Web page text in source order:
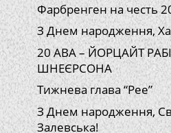
Фарбренген на честь
З Днем народження,
20 АВА – ЙОРЦАЙТ
ШНЕЄРСОНА
Тижнева глава “Рее”
З Днем народження,
Залевська!